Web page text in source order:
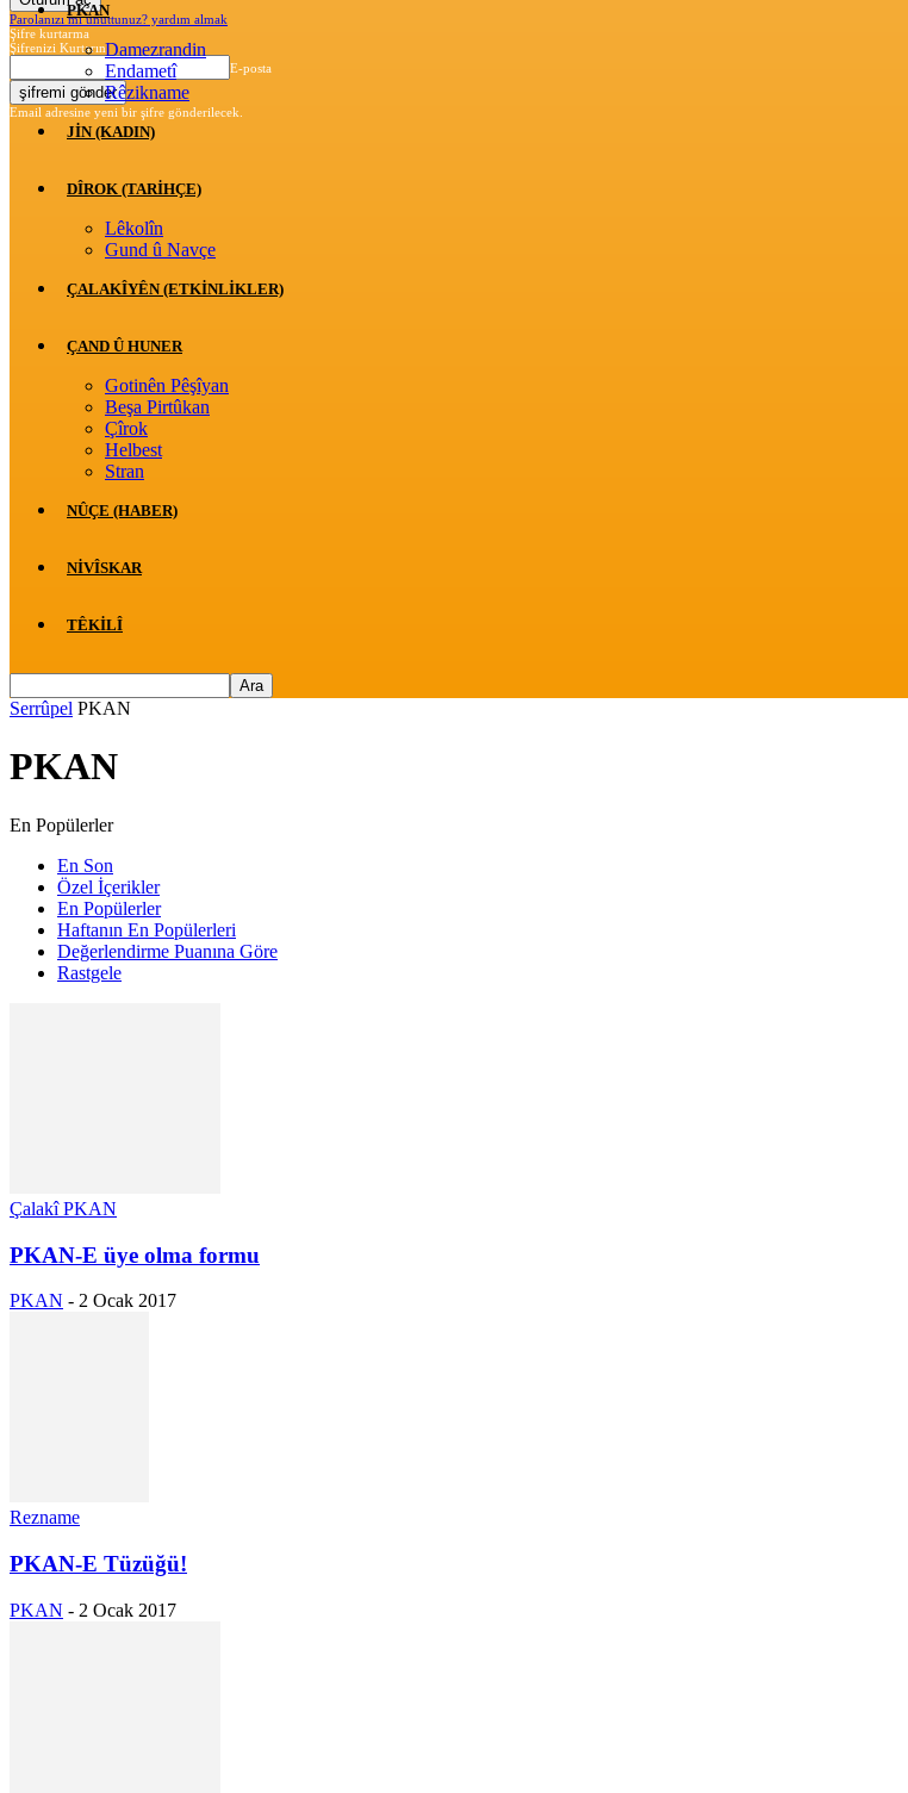
Parolanızı mı unuttunuz? yardım almak
Şifre kurtarma
Şifrenizi Kurtarın
E-posta
Email adresine yeni bir şifre gönderilecek.
PKAN
Damezrandin
Endametî
Rêzikname
JİN (KADIN)
DÎROK (TARİHÇE)
Lêkolîn
Gund û Navçe
ÇALAKÎYÊN (ETKINLIKLER)
ÇAND Û HUNER
Gotinên Pêşîyan
Beşa Pirtûkan
Çîrok
Helbest
Stran
NÛÇE (HABER)
NIVÎSKAR
TÊKILÎ
Serrûpel PKAN
PKAN
En Popülerler
En Son
Özel İçerikler
En Popülerler
Haftanın En Popülerleri
Değerlendirme Puanına Göre
Rastgele
Çalakî PKAN
PKAN-E üye olma formu
PKAN - 2 Ocak 2017
Rezname
PKAN-E Tüzüğü!
PKAN - 2 Ocak 2017